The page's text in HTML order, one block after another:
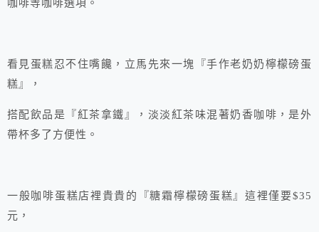
咖啡等咖啡選項。
看見蛋糕忍不住嘴饞，立馬先來一塊『手作老奶奶檸檬磅蛋
糕』，
搭配飲品是『紅茶拿鐵』，淡淡紅茶味混著奶香咖啡，是外
帶杯多了方便性。
一般咖啡蛋糕店裡貴貴的『糖霜檸檬磅蛋糕』這裡僅要$35
元，